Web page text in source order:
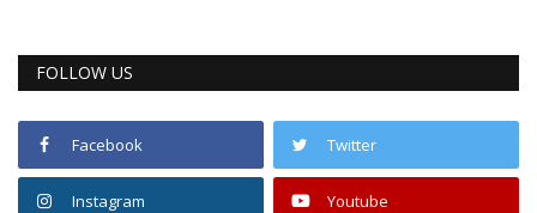
FOLLOW US
Facebook Twitter
Instagram Youtube